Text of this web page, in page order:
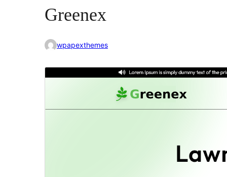
Greenex
wpapexthemes